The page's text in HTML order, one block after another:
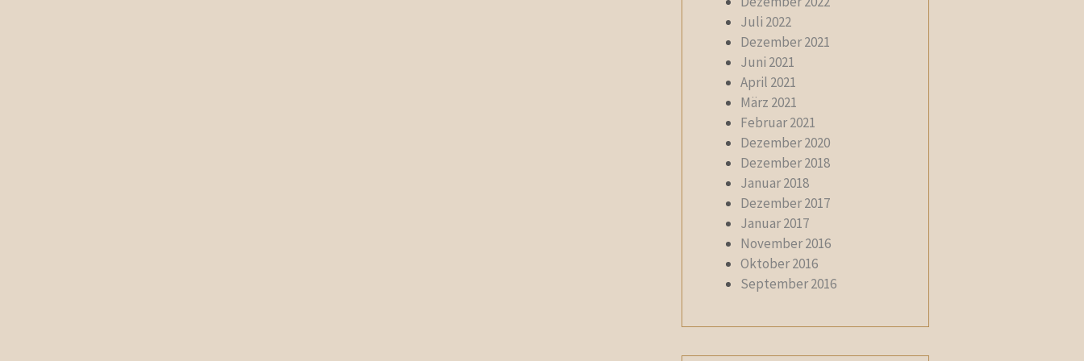
Juli 2022
Dezember 2021
Juni 2021
April 2021
März 2021
Februar 2021
Dezember 2020
Dezember 2018
Januar 2018
Dezember 2017
Januar 2017
November 2016
Oktober 2016
September 2016